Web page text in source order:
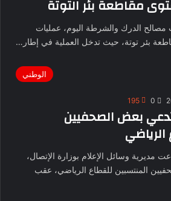
مقاطعة بئر التوتة
مصالح الدرك والشرطة اليوم، عمليات
بئر توتة، حيث تدخل العملية في إطار…
الوطني
0
195
بعض الصحفيين
مديرية وسائل الإعلام بوزارة الإتصال،
المنتسبين للقطاع الرياضي، عقب